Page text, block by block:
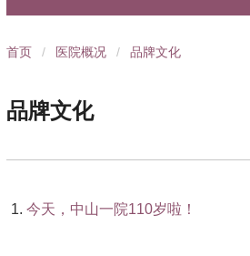
导
痕
首页 / 医院概况 / 品牌文化
品牌文化
今天，中山一院110岁啦！